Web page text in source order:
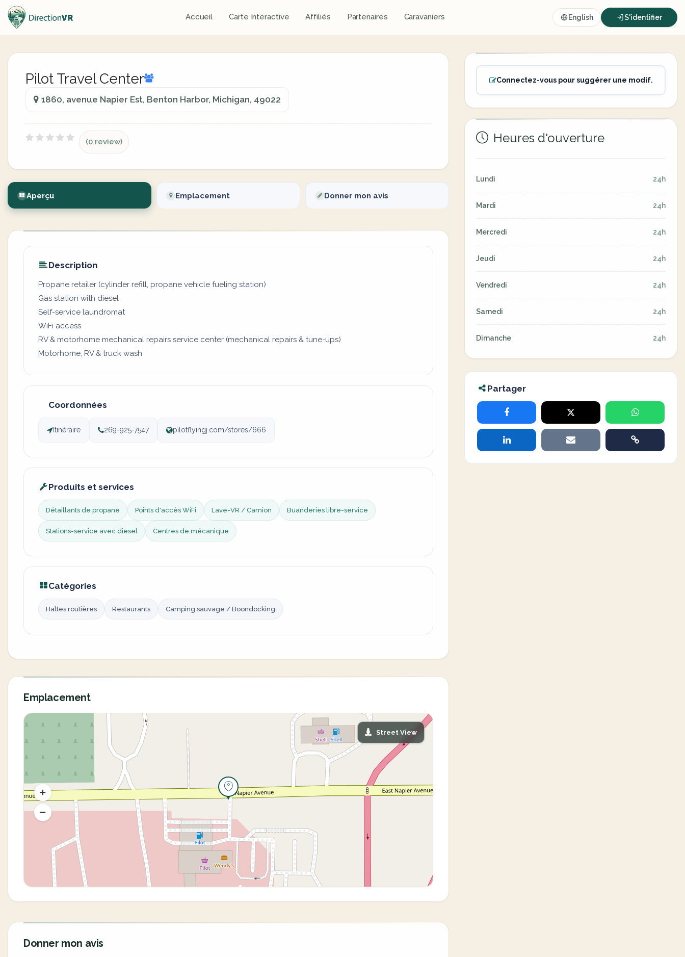
Accueil Carte Interactive Affiliés Partenaires Caravaniers English S'identifier
Pilot Travel Center
1860, avenue Napier Est, Benton Harbor, Michigan, 49022
(0 review)
Aperçu Emplacement Donner mon avis
Description
Propane retailer (cylinder refill, propane vehicle fueling station)
Gas station with diesel
Self-service laundromat
WiFi access
RV & motorhome mechanical repairs service center (mechanical repairs & tune-ups)
Motorhome, RV & truck wash
Coordonnées
Itinéraire 269-925-7547 pilotflyingj.com/stores/666
Produits et services
Détaillants de propane Points d'accès WiFi Lave-VR / Camion Buanderies libre-service
Stations-service avec diesel Centres de mécanique
Catégories
Haltes routières Restaurants Camping sauvage / Boondocking
Emplacement
Street View
Donner mon avis
Connectez-vous pour suggérer une modif.
Heures d'ouverture
Lundi 24h
Mardi 24h
Mercredi 24h
Jeudi 24h
Vendredi 24h
Samedi 24h
Dimanche 24h
Partager